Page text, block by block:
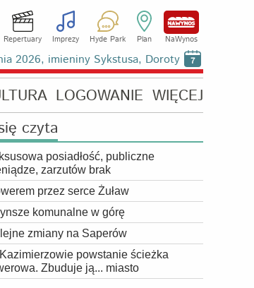
Repertuary Imprezy Hyde Park Plan NaWynos
2026, imieniny Sykstusa, Doroty 7
LOGOWANIE WIĘCEJ
czyta
posiadłość, publiczne
zarzutów brak
przez serce Żuław
komunalne w górę
zmiany na Saperów
powstanie ścieżka
Zbuduje ją... miasto